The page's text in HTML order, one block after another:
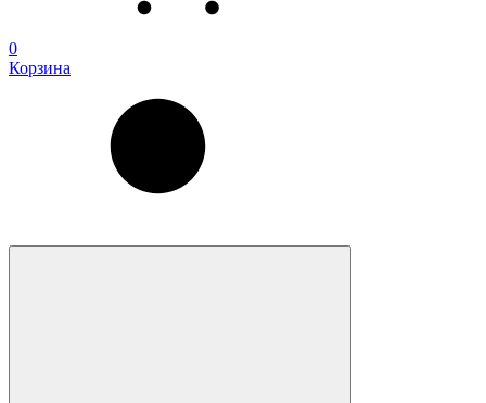
0
Корзина